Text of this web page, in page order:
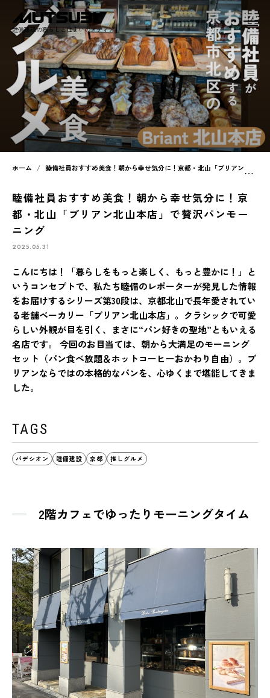
睦備建設の暮らしと住まいのメディア
ホーム 睦備社員おすすめ美食！朝から幸せ気分に！京都・北山「ブリアン北山本店」で贅沢パンモーニング
睦備社員おすすめ美食！朝から幸せ気分に！京
都・北山「ブリアン北山本店」で贅沢パンモー
ニング
2025.05.31
こんにちは！「暮らしをもっと楽しく、もっと豊かに！」と
いうコンセプトで、私たち睦備のレポーターが発見した情報
をお届けするシリーズ第30段は、京都北山で長年愛されてい
る老舗ベーカリー「ブリアン北山本店」。クラシックで可愛
らしい外観が目を引く、まさに“パン好きの聖地”ともいえる
名店です。 今回のお目当ては、朝から大満足のモーニング
セット（パン食べ放題＆ホットコーヒーおかわり自由）。ブ
リアンならではの本格的なパンを、心ゆくまで堪能してきま
した。
TAGS
パデシオン 睦備建設 京都 推しグルメ
2階カフェでゆったりモーニングタイム